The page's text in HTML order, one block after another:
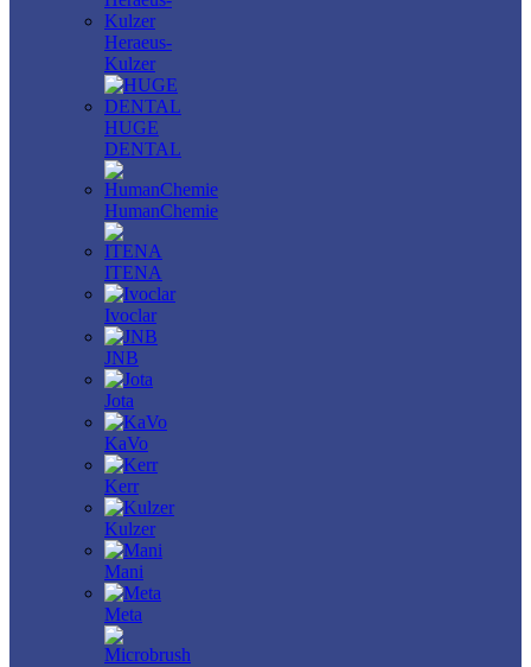
Heraeus-
Kulzer
HUGE
DENTAL
HumanChemie
ITENA
Ivoclar
JNB
Jota
KaVo
Kerr
Kulzer
Mani
Meta